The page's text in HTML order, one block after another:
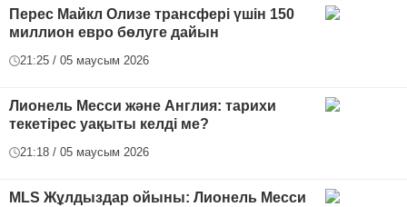
Перес Майкл Олизе трансфері үшін 150
миллион евро бөлуге дайын
21:25 / 05 маусым 2026
Лионель Месси және Англия: тарихи
текетірес уақыты келді ме?
21:18 / 05 маусым 2026
MLS Жұлдыздар ойыны: Лионель Месси